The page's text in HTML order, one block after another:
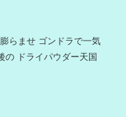
らませ ゴンドラで一気
ドライパウダー天国